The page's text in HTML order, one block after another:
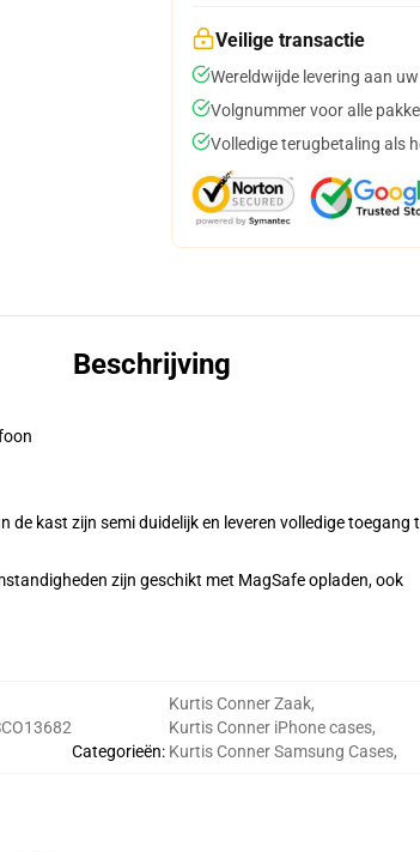
Veilige transactie
Wereldwijde levering aan
Volgnummer voor alle
Volledige terugbetaling als
Beschrijving
kast zijn semi duidelijk en leveren volledige toegang
zijn geschikt met MagSafe opladen, ook
Categorieën:
Kurtis Conner Zaak,
Kurtis Conner iPhone cases,
Kurtis Conner Samsung Cases,